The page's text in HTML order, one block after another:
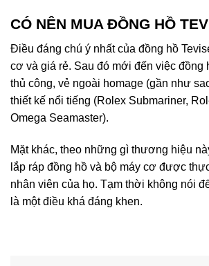
CÓ NÊN MUA ĐỒNG HỒ
Điều đáng chú ý nhất của đồng hồ
cơ và giá rẻ. Sau đó mới đến việc đồng
thủ công, vẻ ngoài homage (gần như
thiết kế nổi tiếng (Rolex Submariner,
Omega Seamaster).
Mặt khác, theo những gì thương hiệu
lắp ráp đồng hồ và bộ máy cơ được
nhân viên của họ. Tạm thời không nói
là một điều khá đáng khen.